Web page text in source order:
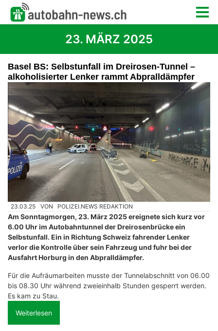
23. MÄRZ 2025
Basel BS: Selbstunfall im Dreirosen-Tunnel –
alkoholisierter Lenker rammt Abpralldämpfer
23.03.25 VON POLIZEI.NEWS REDAKTION
Am Sonntagmorgen, 23. März 2025 ereignete sich kurz vor
6.00 Uhr im Autobahntunnel der Dreirosenbrücke ein
Selbstunfall. Ein in Richtung Schweiz fahrender Lenker
verlor die Kontrolle über sein Fahrzeug und fuhr bei der
Ausfahrt Horburg in den Abpralldämpfer.
Für die Aufräumarbeiten musste der Tunnelabschnitt von 06.00
bis 08.30 Uhr während zweieinhalb Stunden gesperrt werden.
Es kam zu Stau.
Weiterlesen